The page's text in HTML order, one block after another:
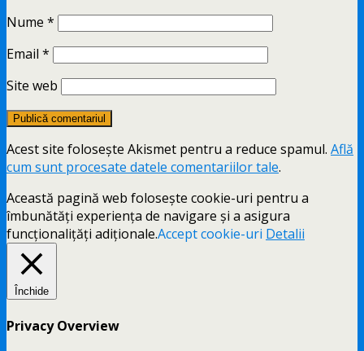
Nume *
Email *
Site web
Acest site folosește Akismet pentru a reduce spamul. Află
cum sunt procesate datele comentariilor tale.
Această pagină web folosește cookie-uri pentru a
îmbunătăți experiența de navigare și a asigura
funcționalițăți adiționale.Accept cookie-uri Detalii
Închide
Privacy Overview